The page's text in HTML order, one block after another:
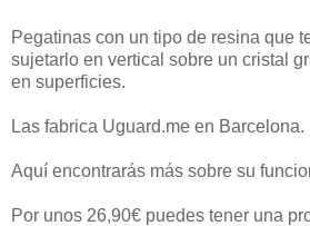
Pegatinas con un tipo de resina que
sujetarlo en vertical sobre un cristal
en superficies.
Las fabrica Uguard.me en Barcelona.
Aquí encontrarás más sobre su
Por unos 26,90€ puedes tener una